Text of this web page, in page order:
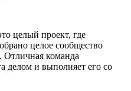
целый проект, где
целое сообщество
команда
делом и выполняет его со